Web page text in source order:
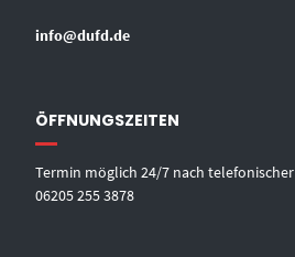
info@dufd.de
ÖFFNUNGSZEITEN
Termin möglich 24/7 nach
06205 255 3878